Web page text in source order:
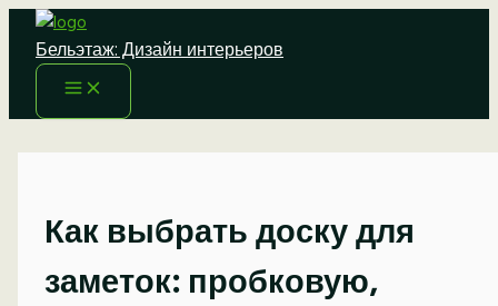
Перейти
содержимому
Бельэтаж: Дизайн интерьеров
Как выбрать доску для
заметок: пробковую,